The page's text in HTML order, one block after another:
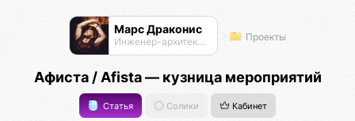
Марс Драконис
Инженер-архитектор Проекты
Афиста / Afista — кузница мероприятий
Статья Солики Кабинет